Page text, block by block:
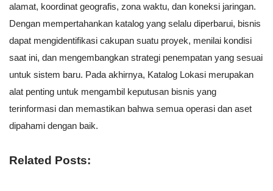
alamat, koordinat geografis, zona waktu, dan koneksi jaringan.
Dengan mempertahankan katalog yang selalu diperbarui, bisnis
dapat mengidentifikasi cakupan suatu proyek, menilai kondisi
saat ini, dan mengembangkan strategi penempatan yang sesuai
untuk sistem baru. Pada akhirnya, Katalog Lokasi merupakan
alat penting untuk mengambil keputusan bisnis yang
terinformasi dan memastikan bahwa semua operasi dan aset
dipahami dengan baik.
Related Posts: